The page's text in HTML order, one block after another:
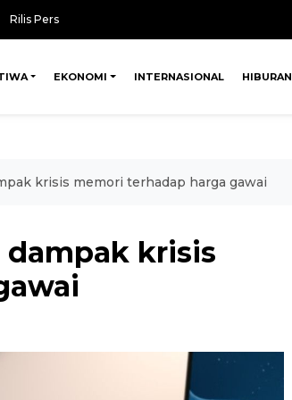
Rilis Pers
EKONOMI INTERNASIONAL HIBURAN
krisis memori terhadap harga gawai
dampak krisis